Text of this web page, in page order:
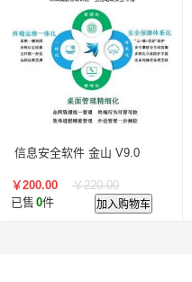
信息安全软件 金山 V9.0
￥200.00
￥220.00
已售 0件 加入购物车